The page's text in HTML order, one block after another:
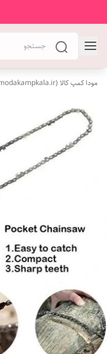
مودا کمپ کالا (modakampkala.ir)